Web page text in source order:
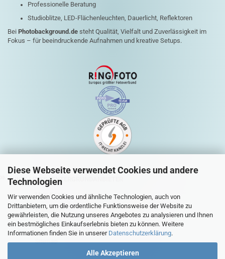
Diese Webseite verwendet Cookies und andere
Technologien
Wir verwenden Cookies und ähnliche Technologien, auch von
Drittanbietern, um die ordentliche Funktionsweise der Website zu
gewährleisten, die Nutzung unseres Angebotes zu analysieren und Ihnen
ein bestmögliches Einkaufserlebnis bieten zu können. Weitere
Informationen finden Sie in unserer Datenschutzerklärung.
Alle Akzeptieren
Professionelle Beratung
Studioblitze, LED-Flächenleuchten, Dauerlicht, Reflektoren
Bei Photobackground.de steht Qualität, Vielfalt und Zuverlässigkeit im
Fokus – für beeindruckende Aufnahmen und kreative Setups.
QUICK-LINKS HINTERGRUNDANBIETER
Mein Konto
Warenkorb
Zur Kasse
Sitemap